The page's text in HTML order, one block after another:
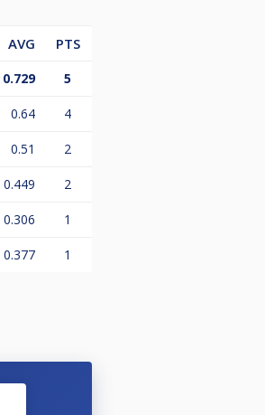
det
AVG
PTS
0.729 5
0.64 4
0.51 2
0.449 2
0.306 1
0.377 1